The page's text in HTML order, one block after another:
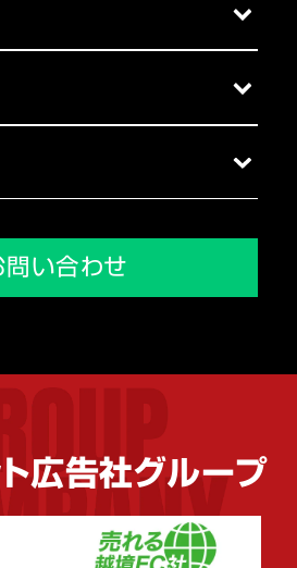
トガバナンス
載実績
問い合わせ
広告社グループ